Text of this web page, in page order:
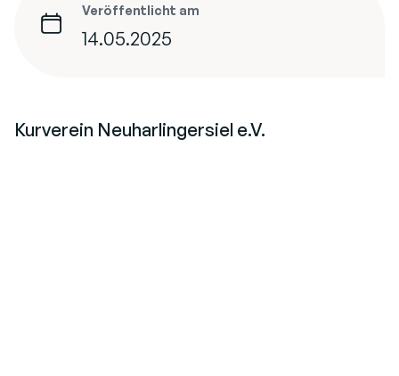
Veröffentlicht am
14.05.2025
Kurverein Neuharlingersiel e.V.